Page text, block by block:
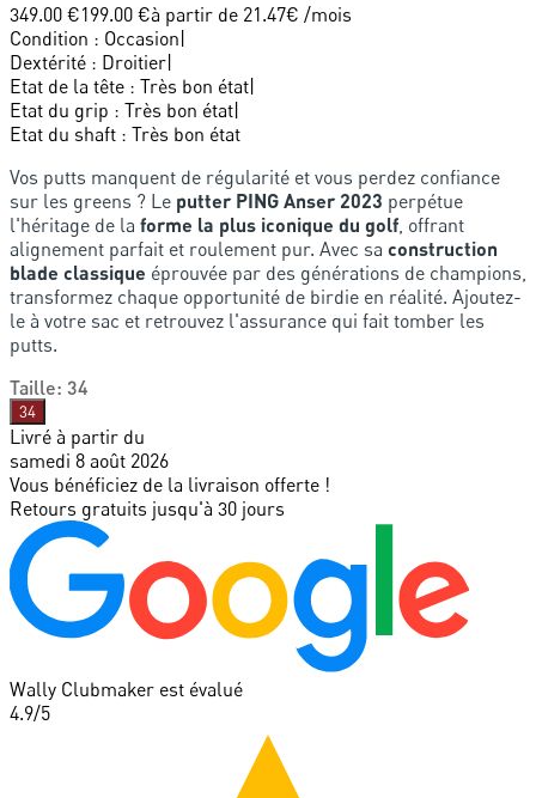
349.00 €199.00 €à partir de 21.47€ /mois
Condition : Occasion|
Dextérité : Droitier|
Etat de la tête : Très bon état|
Etat du grip : Très bon état|
Etat du shaft : Très bon état
Vos putts manquent de régularité et vous perdez confiance
sur les greens ? Le putter PING Anser 2023 perpétue
l'héritage de la forme la plus iconique du golf , offrant
alignement parfait et roulement pur. Avec sa construction
blade classique éprouvée par des générations de champions,
transformez chaque opportunité de birdie en réalité. Ajoutez-
le à votre sac et retrouvez l'assurance qui fait tomber les
putts.
Taille: 34
34
Livré à partir du
samedi 8 août 2026
Vous bénéficiez de la livraison offerte !
Retours gratuits jusqu'à 30 jours
Wally Clubmaker est évalué
4.9/5